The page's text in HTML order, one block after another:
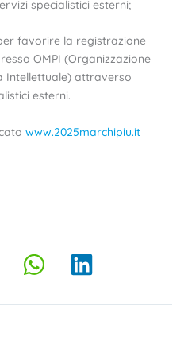
specialistici esterni;
favorire la registrazione
OMPI (Organizzazione
Intellettuale) attraverso
esterni.
www.2025marchipiu.it